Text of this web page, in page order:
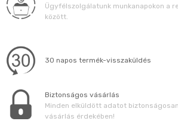
Ügyfélszolgálatunk munkanapokon a
között.
30 napos termék-visszaküldés
Biztonságos vásárlás
Minden elküldött adatot
vásárlás érdekében!